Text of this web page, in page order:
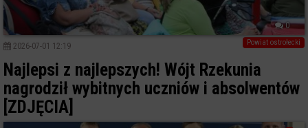
0
Powiat ostrołecki
2026-07-01 12:19
Najlepsi z najlepszych! Wójt Rzekunia
nagrodził wybitnych uczniów i absolwentów
[ZDJĘCIA]